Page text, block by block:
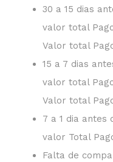
30 a 15 dias
valor total
Valor total
15 a 7 dias
valor total
Valor total
7 a 1 dia antes
valor Total
Falta de